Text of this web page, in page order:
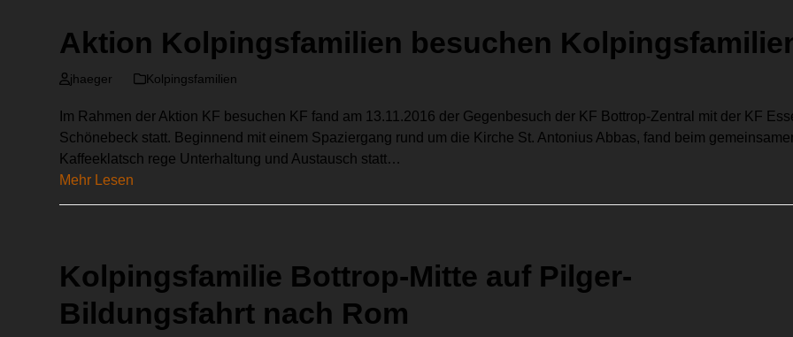
Aktion Kolpingsfamilien besuchen
jhaeger Kolpingsfamilien
Im Rahmen der Aktion KF besuchen KF fand am 13.11.2016 der Gegenbesuch der KF Bottrop-Zentral mit der KF
Schönebeck statt. Beginnend mit einem Spaziergang rund um die Kirche St. Antonius Abbas, fand beim
Kaffeeklatsch rege Unterhaltung und Austausch statt…
Mehr Lesen
Kolpingsfamilie Bottrop-Mitte auf Pilger-
Bildungsfahrt nach Rom